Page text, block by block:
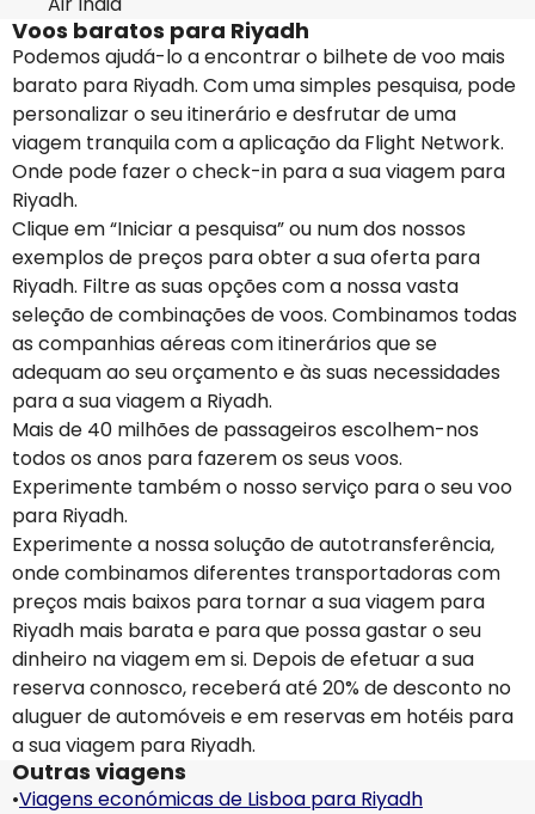
Voos baratos para Riyadh
Podemos ajudá-lo a encontrar o bilhete de voo mais
barato para Riyadh. Com uma simples pesquisa, pode
personalizar o seu itinerário e desfrutar de uma
viagem tranquila com a aplicação da Flight Network.
Onde pode fazer o check-in para a sua viagem para
Riyadh.
Clique em “Iniciar a pesquisa” ou num dos nossos
exemplos de preços para obter a sua oferta para
Riyadh. Filtre as suas opções com a nossa vasta
seleção de combinações de voos. Combinamos todas
as companhias aéreas com itinerários que se
adequam ao seu orçamento e às suas necessidades
para a sua viagem a Riyadh.
Mais de 40 milhões de passageiros escolhem-nos
todos os anos para fazerem os seus voos.
Experimente também o nosso serviço para o seu voo
para Riyadh.
Experimente a nossa solução de autotransferência,
onde combinamos diferentes transportadoras com
preços mais baixos para tornar a sua viagem para
Riyadh mais barata e para que possa gastar o seu
dinheiro na viagem em si. Depois de efetuar a sua
reserva connosco, receberá até 20% de desconto no
aluguer de automóveis e em reservas em hotéis para
a sua viagem para Riyadh.
Outras viagens
•Viagens económicas de Lisboa para Riyadh